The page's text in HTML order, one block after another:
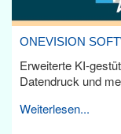
ONEVISION
Erweiterte KI-
Datendruck und
Weiterlesen...